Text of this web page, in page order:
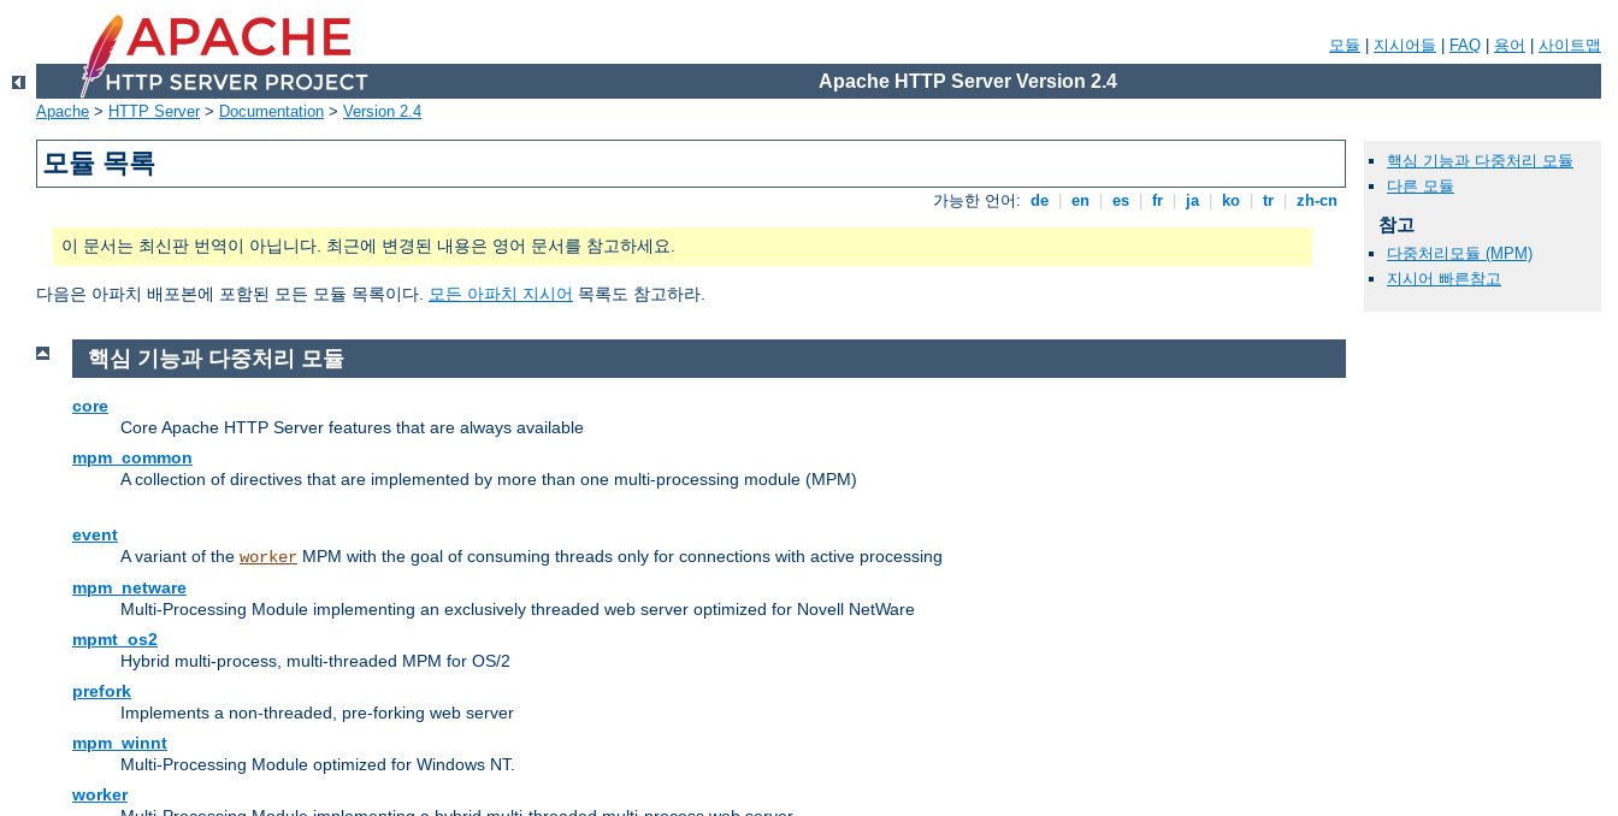
모듈 지시어들 FAQ 용어 사이트맵
Apache HTTP Server Version 2.4
Apache > HTTP Server> Documentation > Version 2.4
모듈 목록
가능한 언어: de en es fr ja ko tr zh-cn
이 문서는 최신판 번역이 아닙니다. 최근에 변경된 내용은 영어 문서를 참고하세요.
다음은 아파치 배포본에 포함된 모든 모듈 목록이다. 모든 아파치 지시어 목록도 참고하라.
핵심 기능과 다중처리 모듈
다른 모듈
참고
다중처리모듈 (MPM)
지시어 빠른참고
핵심 기능과 다중처리 모듈
core
Core Apache HTTP Server features that are always available
mpm_common
A collection of directives that are implemented by more than one multi-processing module (MPM)
event
A variant of the worker MPM with the goal of consuming threads only for connections with active processing
mpm_netware
Multi-Processing Module implementing an exclusively threaded web server optimized for Novell NetWare
mpmt_os2
Hybrid multi-process, multi-threaded MPM for OS/2
prefork
Implements a non-threaded, pre-forking web server
mpm_winnt
Multi-Processing Module optimized for Windows NT.
worker